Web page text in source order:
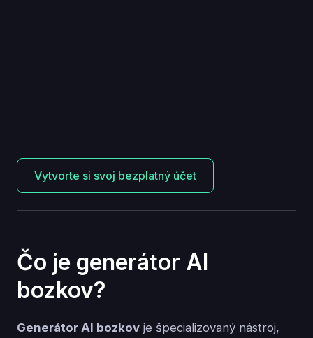
Vytvorte si svoj bezplatný účet
Čo je generátor AI
bozkov?
Generátor AI bozkov je špecializovaný nástroj,